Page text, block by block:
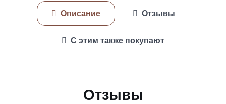
Описание Отзывы
С этим также покупают
Отзывы